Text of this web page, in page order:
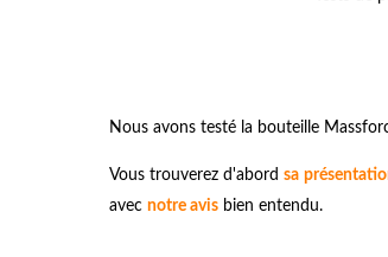
Nous avons testé la bouteille
Vous trouverez d'abordsa
avec notre avis bien entendu.